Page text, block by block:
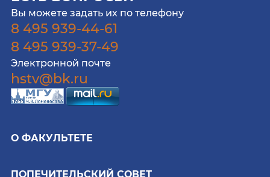
Вы можете задать их по телефону
8 495 939-44-61
8 495 939-37-49
Электронной почте
hstv@bk.ru
О ФАКУЛЬТЕТЕ
ПОПЕЧИТЕЛЬСКИЙ СОВЕТ